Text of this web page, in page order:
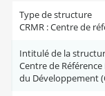
Type de structure
CRMR : Centre de
Intitulé de la
Centre de
du Développement